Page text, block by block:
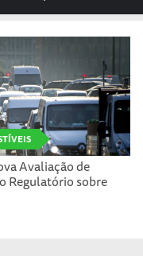
Avaliação de
Regulatório sobre